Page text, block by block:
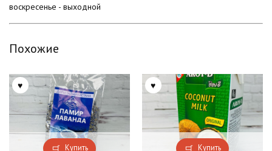
воскресенье - выходной
Похожие
Купить Купить